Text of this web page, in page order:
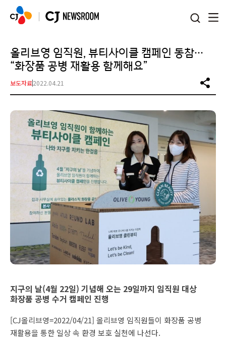
올리브영 임직원, 뷰티사이클 캠페인 동참…
“화장품 공병 재활용 함께해요”
보도자료2022.04.21
지구의 날(4월 22일) 기념해 오는 29일까지 임직원 대상
화장품 공병 수거 캠페인 진행
[CJ올리브영=2022/04/21] 올리브영 임직원들이 화장품 공병
재활용을 통한 일상 속 환경 보호 실천에 나선다.